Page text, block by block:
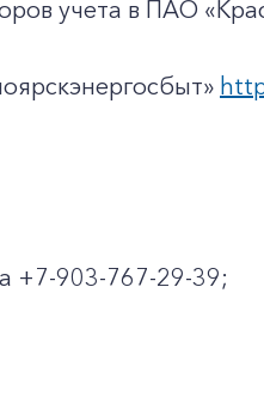
учета в ПАО
+7-903-767-29-39;